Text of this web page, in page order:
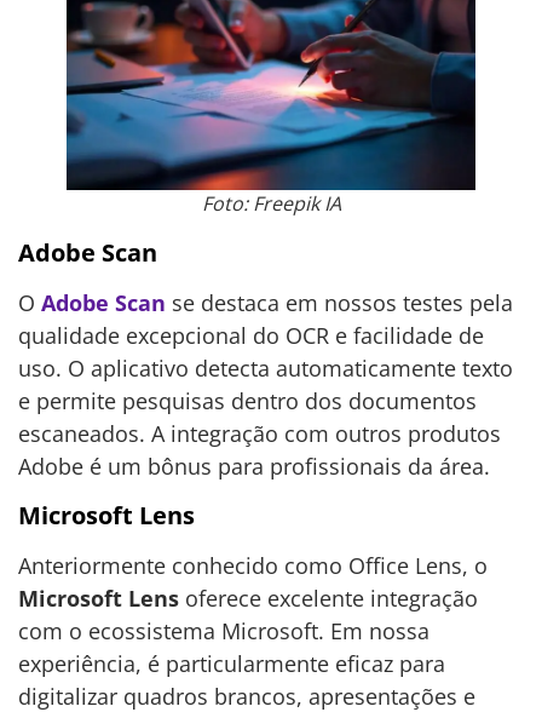
Foto: Freepik IA
Adobe Scan
O Adobe Scan se destaca em nossos testes pela
qualidade excepcional do OCR e facilidade de
uso. O aplicativo detecta automaticamente texto
e permite pesquisas dentro dos documentos
escaneados. A integração com outros produtos
Adobe é um bônus para profissionais da área.
Microsoft Lens
Anteriormente conhecido como Office Lens, o
Microsoft Lens oferece excelente integração
com o ecossistema Microsoft. Em nossa
experiência, é particularmente eficaz para
digitalizar quadros brancos, apresentações e